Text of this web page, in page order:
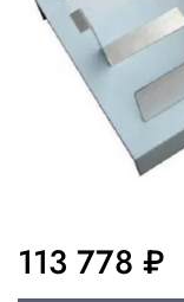
113 778 ₽